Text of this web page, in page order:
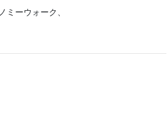
ーウォーク、